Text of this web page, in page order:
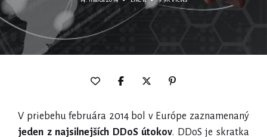
V priebehu februára 2014 bol v Európe zaznamenaný
jeden z najsilnejších DDoS útokov. DDoS je skratka